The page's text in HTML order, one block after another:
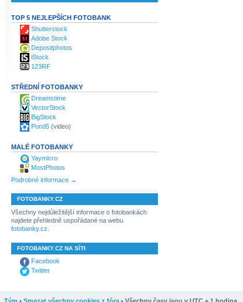
TOP 5 NEJLEPŠÍCH FOTOBANK
Shutterstock
Adobe Stock
Depositphotos
iStock
123RF
STŘEDNÍ FOTOBANKY
Dreamstime
VectorStock
BigStock
Pond5 (video)
MALÉ FOTOBANKY
Yaymicro
MostPhotos
Podrobné informace →
FOTOBANKY.CZ
Všechny nejdůležitější informace o fotobankách
najdete přehledně uspořádané na webu
fotobanky.cz
FOTOBANKY.CZ NA SÍTI
Facebook
Twitter
Tým • Smazat všechny cookies z fóra • Všechny časy jsou v UTC + 1 hodina